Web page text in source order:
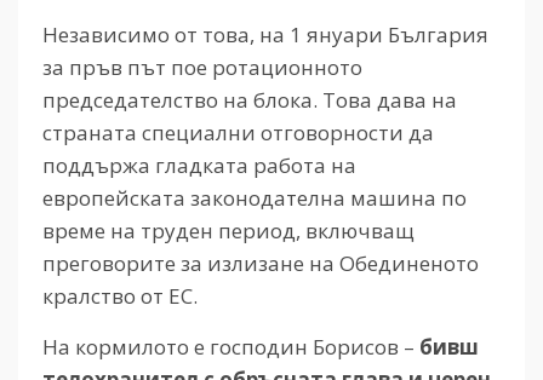
Независимо от това, на 1 януари България
за пръв път пое ротационното
председателство на блока. Това дава на
страната специални отговорности да
поддържа гладката работа на
европейската законодателна машина по
време на труден период, включващ
преговорите за излизане на Обединеното
кралство от ЕС.
На кормилото е господин Борисов – бивш